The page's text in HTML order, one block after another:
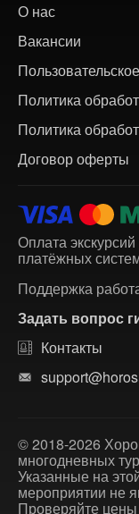
О нас
Вакансии
Политика
Политика
Договор оферты
Оплата
платёжных
Поддержка
Задать вопрос
Контакты
© 2018-2026
многодневных
Указанные на
мероприятии не
Проверяйте